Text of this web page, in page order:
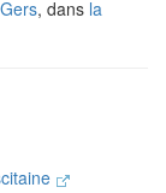
, dans la